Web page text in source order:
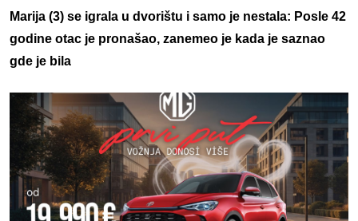
Marija (3) se igrala u dvorištu i samo je nestala: Posle 42
godine otac je pronašao, zanemeo je kada je saznao
gde je bila